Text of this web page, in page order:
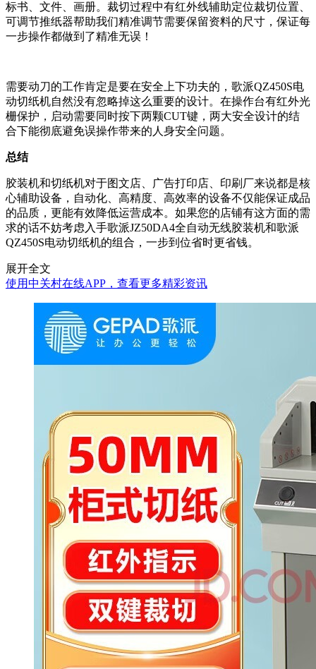
标书、文件、画册。裁切过程中有红外线辅助定位裁切位置、
可调节推纸器帮助我们精准调节需要保留资料的尺寸，保证每
一步操作都做到了精准无误！
需要动刀的工作肯定是要在安全上下功夫的，歌派QZ450S电
动切纸机自然没有忽略掉这么重要的设计。在操作台有红外光
栅保护，启动需要同时按下两颗CUT键，两大安全设计的结
合下能彻底避免误操作带来的人身安全问题。
总结
胶装机和切纸机对于图文店、广告打印店、印刷厂来说都是核
心辅助设备，自动化、高精度、高效率的设备不仅能保证成品
的品质，更能有效降低运营成本。如果您的店铺有这方面的需
求的话不妨考虑入手歌派JZ50DA4全自动无线胶装机和歌派
QZ450S电动切纸机的组合，一步到位省时更省钱。
展开全文
使用中关村在线APP，查看更多精彩资讯